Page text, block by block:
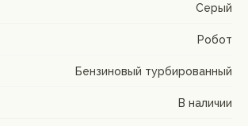
Серый
Робот
Бензиновый турбированный
В наличии